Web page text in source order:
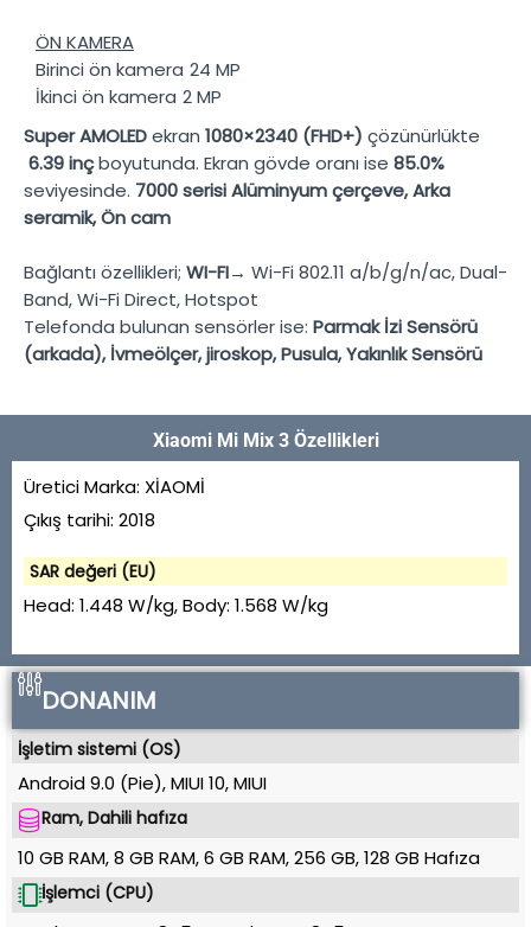
ÖN KAMERA
Birinci ön kamera 24 MP
İkinci ön kamera 2 MP
Super AMOLEDekran 1080×2340 (FHD+) çözünürlükte
6.39 inçboyutunda. Ekran gövde oranı ise 85.0%
seviyesinde. 7000 serisi Alüminyum çerçeve, Arka
seramik, Ön cam
Bağlantı özellikleri; WI-FI→ Wi-Fi 802.11 a/b/g/n/ac, Dual-
Band, Wi-Fi Direct, Hotspot
Telefonda bulunan sensörler ise: Parmak İzi Sensörü
(arkada), İvmeölçer, jiroskop, Pusula, Yakınlık Sensörü
Xiaomi Mi Mix 3 Özellikleri
Üretici Marka: XİAOMİ
Çıkış tarihi: 2018
SAR değeri (EU)
Head: 1.448 W/kg, Body: 1.568 W/kg
DONANIM
İşletim sistemi (OS)
Android 9.0 (Pie), MIUI 10,MIUI
Ram, Dahili hafıza
10 GB RAM, 8 GB RAM, 6 GB RAM,256 GB, 128 GB Hafıza
İşlemci (CPU)